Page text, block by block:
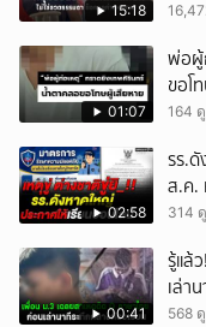
15:18
01:07
พ่อผู้
ขอโ
164 ดู
02:58
รร.
ส.ค.
314 ดู
00:41
รู้แล้
เล่า
568 ดู